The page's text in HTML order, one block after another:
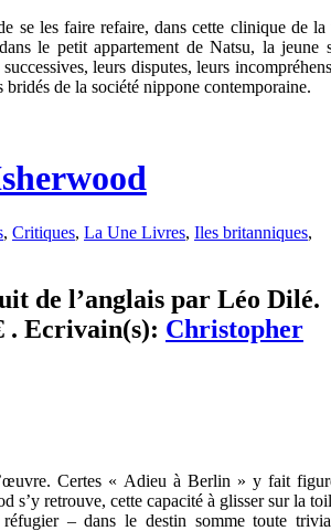
se les faire refaire, dans cette clinique de
le petit appartement de Natsu, la jeune
leurs disputes, leurs
de la société nippone contemporaine.
, Critiques, La Une Livres, Iles britanniques,
de l’anglais par Léo Dilé.
. Ecrivain(s): Christopher
Certes « Adieu à Berlin » y fait
s’y retrouve, cette capacité à glisser sur la
– dans le destin somme toute